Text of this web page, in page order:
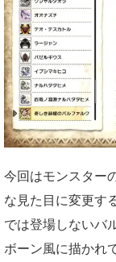
今回はモンスター
な見た目に変更す
では登場しないバ
ボーン風に描かれ